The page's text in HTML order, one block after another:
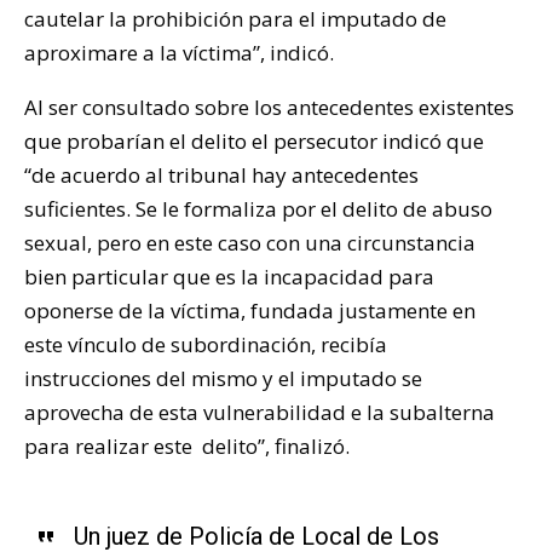
cautelar la prohibición para el imputado de
aproximare a la víctima”, indicó.
Al ser consultado sobre los antecedentes existentes
que probarían el delito el persecutor indicó que
“de acuerdo al tribunal hay antecedentes
suficientes. Se le formaliza por el delito de abuso
sexual, pero en este caso con una circunstancia
bien particular que es la incapacidad para
oponerse de la víctima, fundada justamente en
este vínculo de subordinación, recibía
instrucciones del mismo y el imputado se
aprovecha de esta vulnerabilidad e la subalterna
para realizar este delito”, finalizó.
Un juez de Policía de Local de Los